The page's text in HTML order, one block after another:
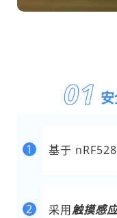
01
1 基于
2 采用触摸感